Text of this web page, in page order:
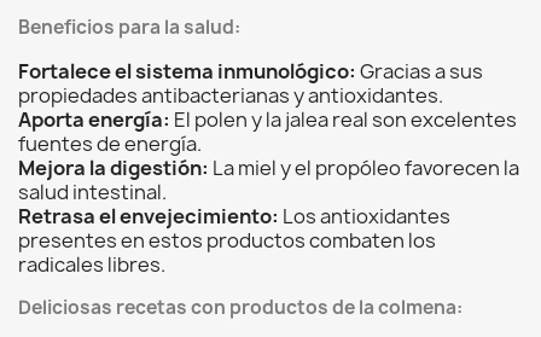
Beneficios para la salud:
Fortalece el sistema inmunológico: Gracias a sus
propiedades antibacterianas y antioxidantes.
Aporta energía: El polen y la jalea real son excelentes
fuentes de energía.
Mejora la digestión: La miel y el propóleo favorecen la
salud intestinal.
Retrasa el envejecimiento: Los antioxidantes
presentes en estos productos combaten los
radicales libres.
Deliciosas recetas con productos de la colmena: